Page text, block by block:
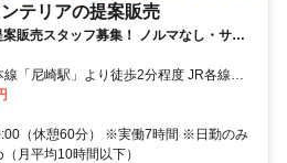
テリアの提案販売
ッフ募集！ ノルマなし・サポ
センティブで収入UPも
線「尼崎駅」より徒歩2分程度 JR各線
阪急各線「塚口駅」より車で16分程度
イク通勤OK
（休憩60分） ※実働7時間 ※日勤のみ
月平均10時間以下）